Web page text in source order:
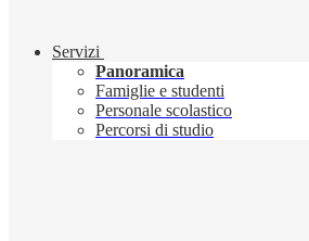
Servizi
Panoramica
Famiglie e studenti
Personale scolastico
Percorsi di studio